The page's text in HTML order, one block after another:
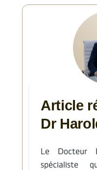
Article
Dr
Le Docteur
spécialiste